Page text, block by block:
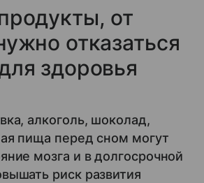
от
отказаться
здоровья
алкоголь, шоколад,
пища перед сном могут
мозга и в долгосрочной
риск развития